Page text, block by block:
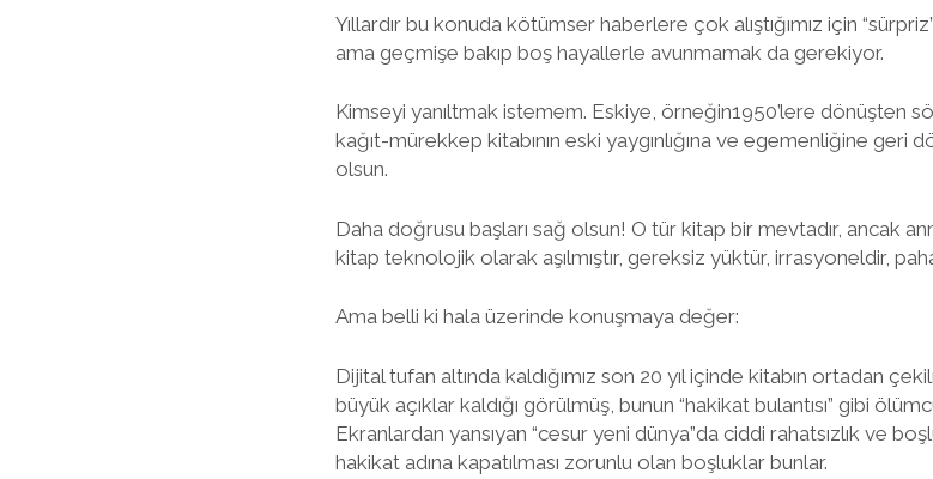
Yıllardır bu konuda kötümser haberlere çok alıştığımız için
ama geçmişe bakıp boş hayallerle avunmamak da gerekiyor.
Kimseyi yanıltmak istemem. Eskiye, örneğin1950’lere dönüşten
kağıt-mürekkep kitabının eski yaygınlığına ve egemenliğine
olsun.
Daha doğrusu başları sağ olsun! O tür kitap bir mevtadır, ancak
kitap teknolojik olarak aşılmıştır, gereksiz yüktür, irrasyoneldir,
Ama belli ki hala üzerinde konuşmaya değer:
Dijital tufan altında kaldığımız son 20 yıl içinde kitabın ortadan
büyük açıklar kaldığı görülmüş, bunun “hakikat bulantısı” gibi
Ekranlardan yansıyan “cesur yeni dünya”da ciddi rahatsızlık ve
hakikat adına kapatılması zorunlu olan boşluklar bunlar.